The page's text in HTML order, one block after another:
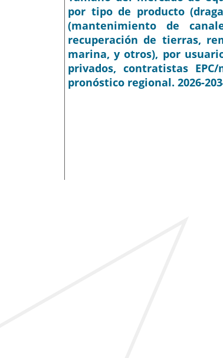
por tipo de producto
(mantenimiento de
recuperación de tierras,
marina, y otros), por
privados, contratistas
pronóstico regional. 2026-